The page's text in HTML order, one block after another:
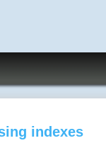
indexes